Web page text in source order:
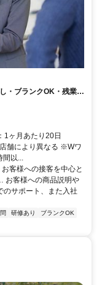
・ブランクOK・残業少
1ヶ月あたり20日
舗により異なる ※Wワ
間以...
様への接客を中心と
お客様への商品説明や
のサポート、また入社
研修あり
ブランクOK